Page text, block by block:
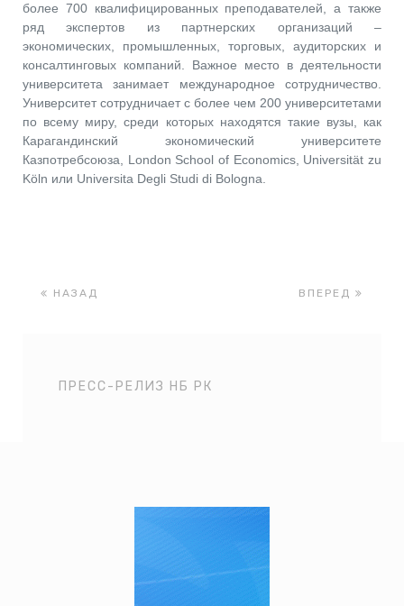
более 700 квалифицированных преподавателей, а также
ряд экспертов из партнерских организаций –
экономических, промышленных, торговых, аудиторских и
консалтинговых компаний. Важное место в деятельности
университета занимает международное сотрудничество.
Университет сотрудничает с более чем 200 университетами
по всему миру, среди которых находятся такие вузы, как
Карагандинский экономический университете
Казпотребсоюза, London School of Economics, Universität zu
Köln или Universita Degli Studi di Bologna.
НАЗАД ВПЕРЕД
ПРЕСС-РЕЛИЗ НБ РК